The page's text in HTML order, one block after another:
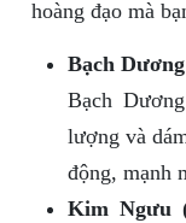
hoàng đạo mà
Bạch
Bạch
lượng và
động, mạnh
Kim Ngưu